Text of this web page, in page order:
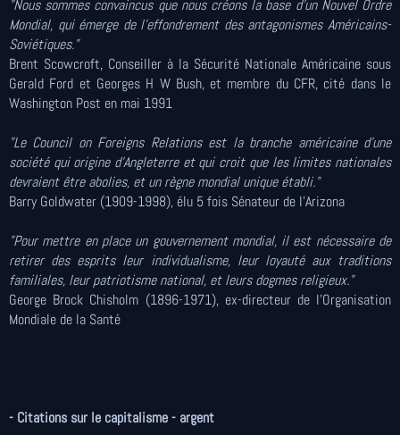
"Nous sommes convaincus que nous créons la base d'un Nouvel Ordre
Mondial, qui émerge de l'effondrement des antagonismes Américains-
Soviétiques."
Brent Scowcroft, Conseiller à la Sécurité Nationale Américaine sous
Gerald Ford et Georges H W Bush, et membre du CFR, cité dans le
Washington Post en mai 1991
"Le Council on Foreigns Relations est la branche américaine d'une
société qui origine d'Angleterre et qui croit que les limites nationales
devraient être abolies, et un règne mondial unique établi."
Barry Goldwater (1909-1998), élu 5 fois Sénateur de l'Arizona
"Pour mettre en place un gouvernement mondial, il est nécessaire de
retirer des esprits leur individualisme, leur loyauté aux traditions
familiales, leur patriotisme national, et leurs dogmes religieux."
George Brock Chisholm (1896-1971), ex-directeur de l'Organisation
Mondiale de la Santé
- Citations sur le capitalisme - argent